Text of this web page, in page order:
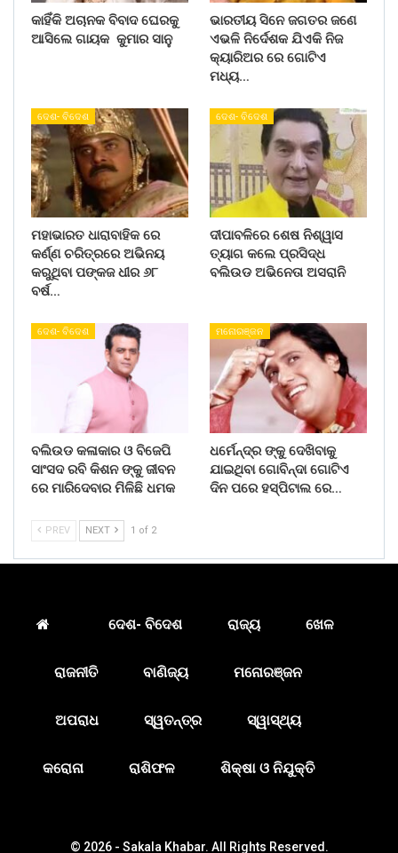
କାହିଁକି ଅଚାନକ ବିବାଦ ଘେରକୁ
ଆସିଲେ ଗାୟକ କୁମାର ସାନୁ
ଭାରତୀୟ ସିନେ ଜଗତର ଜଣେ
ଏଭଳି ନିର୍ଦେଶକ ଯିଏକି ନିଜ
କ୍ୟାରିଅର ରେ ଗୋଟିଏ
ମଧ୍ୟ…
ଦେଶ- ବିଦେଶ
ମହାଭାରତ ଧାରାବାହିକ ରେ
କର୍ଣ୍ଣ ଚରିତ୍ରରେ ଅଭିନୟ
କରୁଥିବା ପଙ୍କଜ ଧୀର ୬୮
ବର୍ଷ…
ଦେଶ- ବିଦେଶ
ଦୀପାବଳିରେ ଶେଷ ନିଶ୍ୱାସ
ତ୍ୟାଗ କଲେ ପ୍ରସିଦ୍ଧ
ବଲିଉଡ ଅଭିନେତା ଅସରାନି
ଦେଶ- ବିଦେଶ
ବଲିଉଡ କଳାକାର ଓ ବିଜେପି
ସାଂସଦ ରବି କିଶନ ଙ୍କୁ ଜୀବନ
ରେ ମାରିଦେବାର ମିଳିଛି ଧମକ
ମନୋରଞ୍ଜନ
ଧର୍ମେନ୍ଦ୍ର ଙ୍କୁ ଦେଖିବାକୁ
ଯାଇଥିବା ଗୋବିନ୍ଦା ଗୋଟିଏ
ଦିନ ପରେ ହସ୍ପିଟାଲ ରେ…
PREV NEXT 1 of 2
ଦେଶ- ବିଦେଶ ରାଜ୍ୟ ଖେଳ
ରାଜନୀତି ବାଣିଜ୍ୟ ମନୋରଞ୍ଜନ
ଅପରାଧ ସ୍ୱତନ୍ତ୍ର ସ୍ୱାସ୍ଥ୍ୟ
କରୋନା ରାଶିଫଳ ଶିକ୍ଷା ଓ ନିଯୁକ୍ତି
© 2026 - Sakala Khabar. All Rights Reserved.